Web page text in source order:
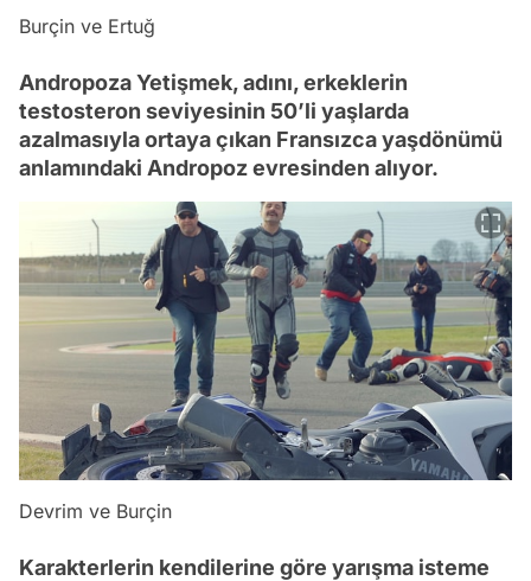
Burçin ve Ertuğ
Andropoza Yetişmek, adını, erkeklerin
testosteron seviyesinin 50’li yaşlarda
azalmasıyla ortaya çıkan Fransızca yaşdönümü
anlamındaki Andropoz evresinden alıyor.
Devrim ve Burçin
Karakterlerin kendilerine göre yarışma isteme